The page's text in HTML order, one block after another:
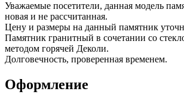
Уважаемые посетители, данная модель
новая и не рассчитанная.
Цену и размеры на данный памятник
Памятник гранитный в сочетании со
методом горячей Деколи.
Долговечность, проверенная временем.
Оформление